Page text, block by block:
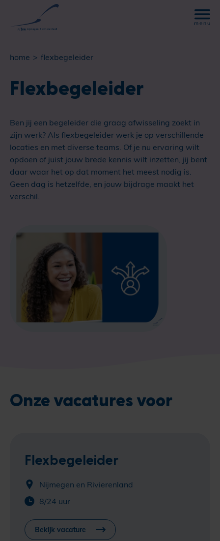
home flexbegeleider
Flexbegeleider
Ben jij een begeleider die graag afwisseling zoekt in
zijn werk? Als flexbegeleider werk je op verschillende
locaties en met diverse teams. Of je nu ervaring wilt
opdoen of juist jouw brede kennis wilt inzetten, jij bent
daar waar het op dat moment het meest nodig is.
Geen dag is hetzelfde, en jouw bijdrage maakt het
verschil.
Onze vacatures voor
Flexbegeleider
Nijmegen en Rivierenland
8/24 uur
Bekijk vacature